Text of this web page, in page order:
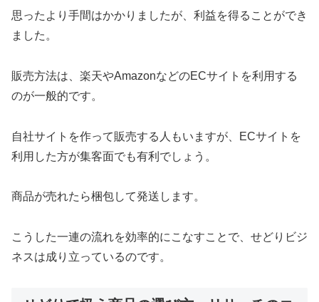
思ったより手間はかかりましたが、利益を得ることができ
ました。
販売方法は、楽天やAmazonなどのECサイトを利用する
のが一般的です。
自社サイトを作って販売する人もいますが、ECサイトを
利用した方が集客面でも有利でしょう。
商品が売れたら梱包して発送します。
こうした一連の流れを効率的にこなすことで、せどりビジ
ネスは成り立っているのです。